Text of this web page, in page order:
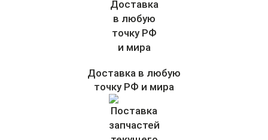
Доставка в любую
точку РФ и мира